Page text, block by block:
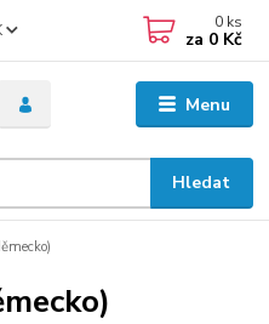
Menu
Hledat
0 ks
za 0 Kč